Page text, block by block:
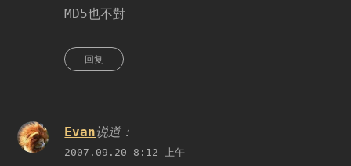
MD5也不對
回复
Evan说道：
2007.09.20 8:12 上午